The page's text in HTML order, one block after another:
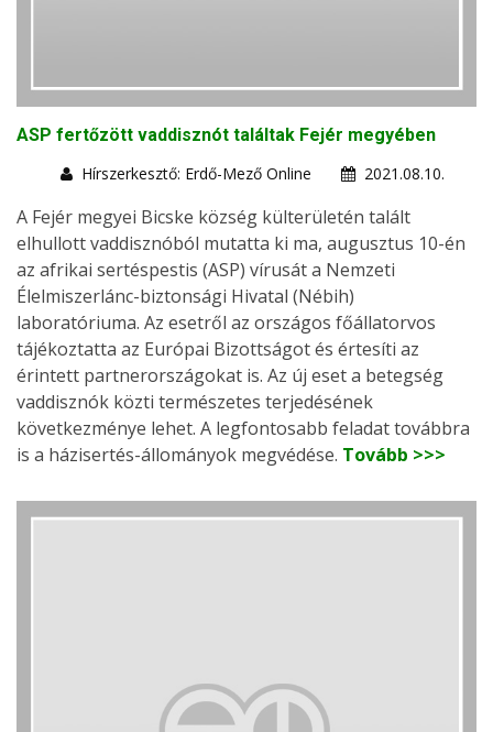
ASP fertőzött vaddisznót találtak Fejér megyében
Hírszerkesztő: Erdő-Mező Online
2021.08.10.
A Fejér megyei Bicske község külterületén talált
elhullott vaddisznóból mutatta ki ma, augusztus 10-én
az afrikai sertéspestis (ASP) vírusát a Nemzeti
Élelmiszerlánc-biztonsági Hivatal (Nébih)
laboratóriuma. Az esetről az országos főállatorvos
tájékoztatta az Európai Bizottságot és értesíti az
érintett partnerországokat is. Az új eset a betegség
vaddisznók közti természetes terjedésének
következménye lehet. A legfontosabb feladat továbbra
is a házisertés-állományok megvédése. Tovább >>>